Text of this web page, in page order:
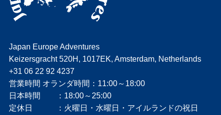
Japan Europe Adventures
Keizersgracht 520H, 1017EK, Amsterdam, Netherlands
+31 06 22 92 4237
営業時間 オランダ時間：11:00～18:00
日本時間 ：18:00～25:00
定休日 ：火曜日・水曜日・アイルランドの祝日